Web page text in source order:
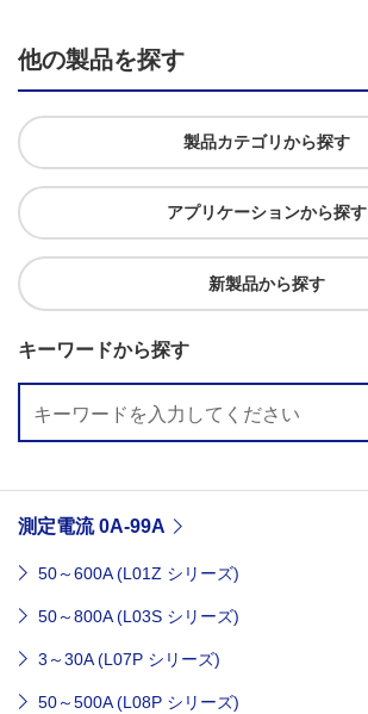
他の製品を探す
製品カテゴリから探す
アプリケーションから探す
新製品から探す
キーワードから探す
測定電流 0A-99A
50～600A (L01Z シリーズ)
50～800A (L03S シリーズ)
3～30A (L07P シリーズ)
50～500A (L08P シリーズ)